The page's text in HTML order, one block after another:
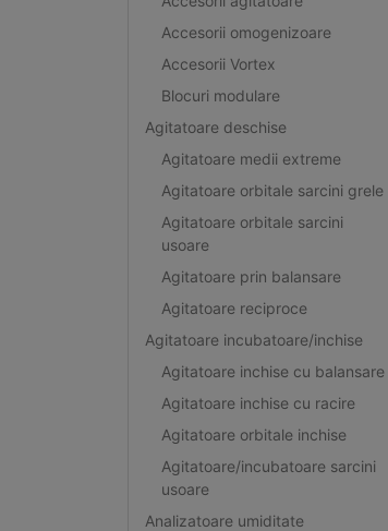
Accesorii omogenizoare
Accesorii Vortex
Blocuri modulare
Agitatoare deschise
Agitatoare medii extreme
Agitatoare orbitale sarcini grele
Agitatoare orbitale sarcini
usoare
Agitatoare prin balansare
Agitatoare reciproce
Agitatoare incubatoare/inchise
Agitatoare inchise cu balansare
Agitatoare inchise cu racire
Agitatoare orbitale inchise
Agitatoare/incubatoare sarcini
usoare
Analizatoare umiditate